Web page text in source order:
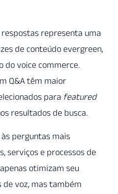
representa uma
de conteúdo evergreen,
do voice commerce.
Q&A têm maior
para featured
resultados de busca.
perguntas mais
serviços e processos de
otimizam seu
voz, mas também